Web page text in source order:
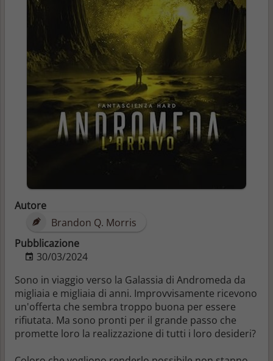
Autore
Brandon Q. Morris
Pubblicazione
30/03/2024
Sono in viaggio verso la Galassia di Andromeda da
migliaia e migliaia di anni. Improvvisamente ricevono
un'offerta che sembra troppo buona per essere
rifiutata. Ma sono pronti per il grande passo che
promette loro la realizzazione di tutti i loro desideri?